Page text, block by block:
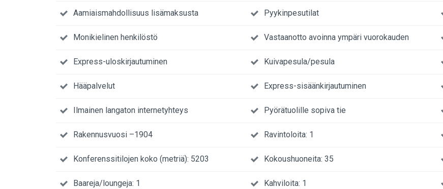
Aamiaismahdollisuus lisämaksusta Pyykinpesutilat
Monikielinen henkilöstö Vastaanotto avoinna ympäri vuorokauden
Express-uloskirjautuminen Kuivapesula/pesula
Hääpalvelut Express-sisäänkirjautuminen
Ilmainen langaton internetyhteys Pyörätuolille sopiva tie
Rakennusvuosi –1904 Ravintoloita: 1
Konferenssitilojen koko (metriä): 5203 Kokoushuoneita: 35
Baareja/loungeja: 1 Kahviloita: 1